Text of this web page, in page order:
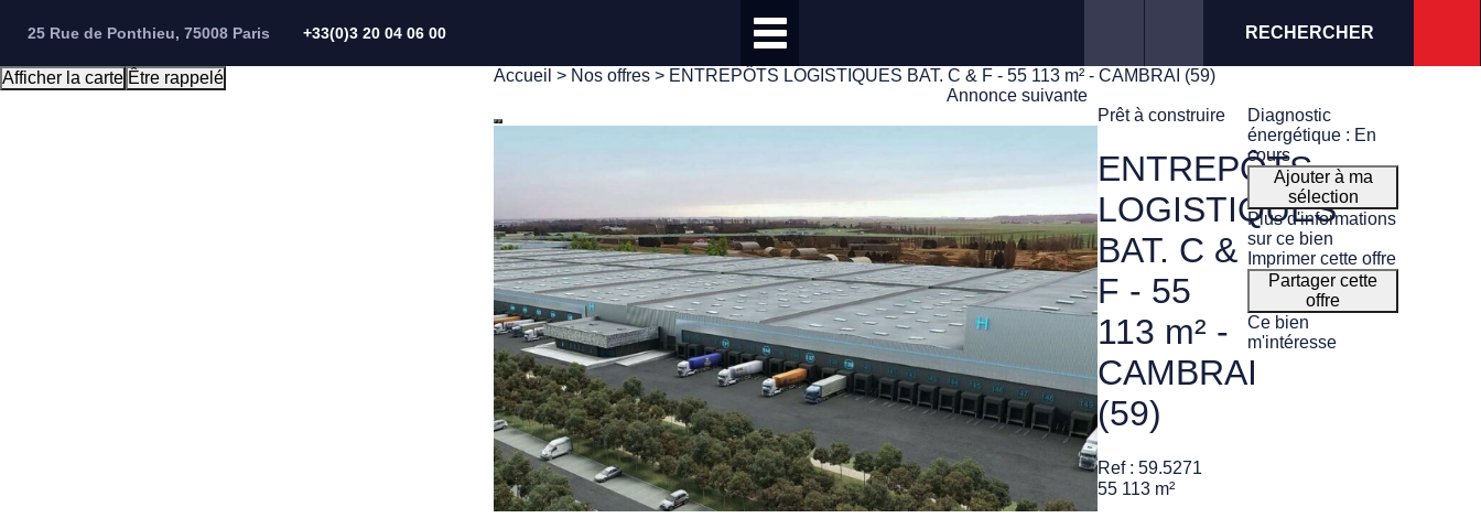
25 Rue de Ponthieu, 75008 Paris +33(0)3 20 04 06 00 RECHERCHER
Afficher la carte Être rappelé Accueil > Nos offres > ENTREPÔTS LOGISTIQUES BAT. C & F - 55 113 m² - CAMBRAI (59)
Annonce suivante
Prêt à construire
ENTREPÔTS
LOGISTIQUES
BAT. C &
F - 55
113 m² -
CAMBRAI
(59)
Ref : 59.5271
55 113 m²
Diagnostic
énergétique : En
cours
Ajouter à ma
sélection
Plus d'informations
sur ce bien
Imprimer cette offre
Partager cette
offre
Ce bien
m'intéresse